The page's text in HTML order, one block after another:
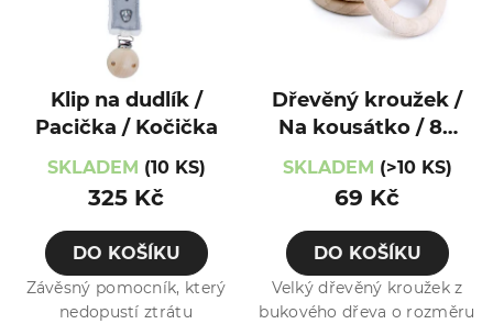
Klip na dudlík /
Pacička / Kočička
SKLADEM (10 KS)
325 Kč
DO KOŠÍKU
Závěsný pomocník, který
nedopustí ztrátu
Dřevěný kroužek /
Na kousátko / 80
mm
SKLADEM (>10 KS)
69 Kč
DO KOŠÍKU
Velký dřevěný kroužek z
bukového dřeva o rozměru